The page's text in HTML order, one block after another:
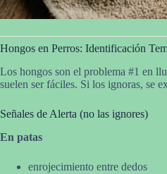
Hongos en Perros: Identificación
Los hongos son el problema #1 en
suelen ser fáciles. Si los ignoras, se
Señales de Alerta (no las ignores)
En patas
enrojecimiento entre dedos